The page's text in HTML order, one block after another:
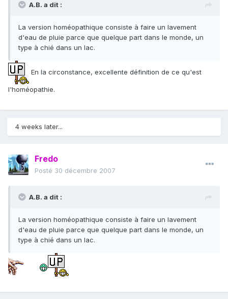
A.B. a dit :
La version homéopathique consiste à faire un lavement
d'eau de pluie parce que quelque part dans le monde, un
type à chié dans un lac.
En la circonstance, excellente définition de ce qu'est
l'homéopathie.
4 weeks later...
Fredo
Posté 30 décembre 2007
A.B. a dit :
La version homéopathique consiste à faire un lavement
d'eau de pluie parce que quelque part dans le monde, un
type à chié dans un lac.